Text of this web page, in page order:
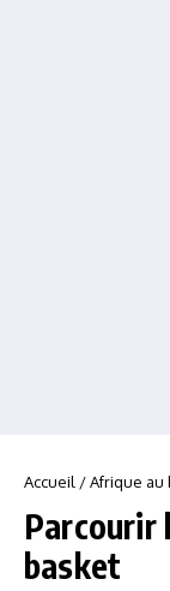
Accueil /Afrique au
Parcourir
basket